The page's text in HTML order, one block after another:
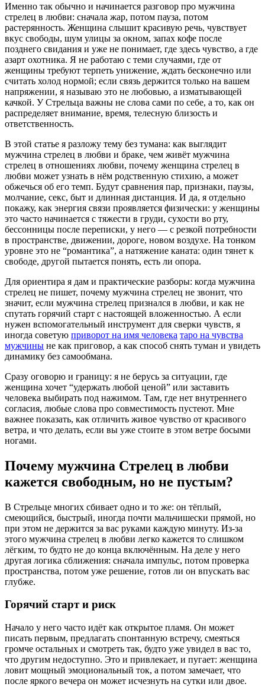
Именно так обычно и начинается разговор про мужчина
стрелец в любви: сначала жар, потом пауза, потом
растерянность. Женщина слышит красивую речь, чувствует
вкус свободы, шум улицы за окном, запах кофе после
позднего свидания и уже не понимает, где здесь чувство, а где
азарт охотника. Я не работаю с теми случаями, где от
женщины требуют терпеть унижение, ждать бесконечно или
считать холод нормой; если связь держится только на вашем
напряжении, я называю это не любовью, а изматывающей
качкой. У Стрельца важны не слова сами по себе, а то, как он
распределяет внимание, время, телесную близость и
ответственность.
В этой статье я разложу тему без тумана: как выглядит
мужчина стрелец в любви и браке, чем живёт мужчина
стрелец в отношениях любви, почему женщина стрелец в
любви может узнать в нём родственную стихию, а может
обжечься об его темп. Будут сравнения пар, признаки, паузы,
молчание, секс, быт и длинная дистанция. И да, я отдельно
покажу, как энергия связи проявляется физически: у женщины
это часто начинается с тяжести в груди, сухости во рту,
бессонницы после переписки, у него — с резкой потребности
в пространстве, движении, дороге, новом воздухе. На тонком
уровне это не “романтика”, а натяжение каната: один тянет к
свободе, другой пытается понять, есть ли опора.
Для ориентира я дам и практические разборы: когда мужчина
стрелец не пишет, почему мужчина стрелец не звонит, что
значит, если мужчина стрелец признался в любви, и как не
спутать горячий старт с настоящей вложенностью. А если
нужен вспомогательный инструмент для сверки чувств, я
иногда советую приворот на имя человека таро на чувства
мужчины не как приговор, а как способ снять туман и увидеть
динамику без самообмана.
Сразу оговорю и границу: я не берусь за ситуации, где
женщина хочет “удержать любой ценой” или заставить
человека выбирать под нажимом. Там, где нет внутреннего
согласия, любые слова про совместимость пустеют. Мне
важнее показать, как отличить живое чувство от красивого
ветра, и что делать, если вы уже стоите в этом ветре босыми
ногами.
Почему мужчина Стрелец в любви
кажется свободным, но не пустым?
В Стрельце многих сбивает одно и то же: он тёплый,
смеющийся, быстрый, иногда почти мальчишески прямой, но
при этом не держится за вас руками каждую минуту. Из-за
этого мужчина стрелец в любви легко кажется то слишком
лёгким, то будто не до конца включённым. На деле у него
другая логика сближения: сначала импульс, потом проверка
пространства, потом уже решение, готов ли он впускать вас
глубже.
Горячий старт и риск
Начало у него часто идёт как открытое пламя. Он может
писать первым, предлагать спонтанную встречу, смеяться
громче остальных и смотреть так, будто уже увидел в вас то,
что другим недоступно. Это и привлекает, и пугает: женщина
ловит мощный эмоциональный ток, а потом замечает, что
после яркого вечера он может исчезнуть на сутки или двое.